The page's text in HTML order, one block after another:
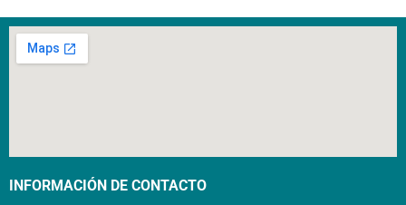
INFORMACIÓN DE CONTACTO